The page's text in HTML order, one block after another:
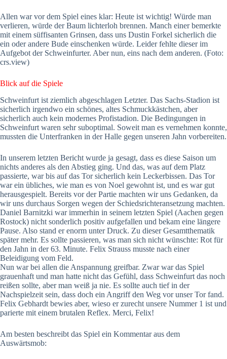
Allen war vor dem Spiel eines klar: Heute ist wichtig! Würde man
verlieren, würde der Baum lichterloh brennen. Manch einer bemerkte
mit einem süffisanten Grinsen, dass uns Dustin Forkel sicherlich die
ein oder andere Bude einschenken würde. Leider fehlte dieser im
Aufgebot der Schweinfurter. Aber nun, eins nach dem anderen. (Foto:
crs.view)
Blick auf die Spiele
Schweinfurt ist ziemlich abgeschlagen Letzter. Das Sachs-Stadion ist
sicherlich irgendwo ein schönes, altes Schmuckkästchen, aber
sicherlich auch kein modernes Profistadion. Die Bedingungen in
Schweinfurt waren sehr suboptimal. Soweit man es vernehmen konnte,
mussten die Unterfranken in der Halle gegen unseren Jahn vorbereiten.
In unserem letzten Bericht wurde ja gesagt, dass es diese Saison um
nichts anderes als den Abstieg ging. Und das, was auf dem Platz
passierte, war bis auf das Tor sicherlich kein Leckerbissen. Das Tor
war ein übliches, wie man es von Noel gewohnt ist, und es war gut
herausgespielt. Bereits vor der Partie machten wir uns Gedanken, da
wir uns durchaus Sorgen wegen der Schiedsrichteransetzung machten.
Daniel Barnitzki war immerhin in seinem letzten Spiel (Aachen gegen
Rostock) nicht sonderlich positiv aufgefallen und bekam eine längere
Pause. Also stand er enorm unter Druck. Zu dieser Gesamtthematik
später mehr. Es sollte passieren, was man sich nicht wünschte: Rot für
den Jahn in der 63. Minute. Felix Strauss musste nach einer
Beleidigung vom Feld.
Nun war bei allen die Anspannung greifbar. Zwar war das Spiel
grauenhaft und man hatte nicht das Gefühl, dass Schweinfurt das noch
reißen sollte, aber man weiß ja nie. Es sollte auch tief in der
Nachspielzeit sein, dass doch ein Angriff den Weg vor unser Tor fand.
Felix Gebhardt bewies aber, wieso er zurecht unsere Nummer 1 ist und
parierte mit einem brutalen Reflex. Merci, Felix!
Am besten beschreibt das Spiel ein Kommentar aus dem
Auswärtsmob: